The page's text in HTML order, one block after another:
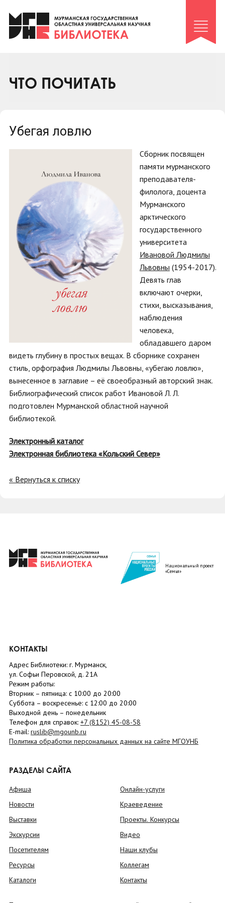
Клуб «Гиря и сельдерей»
Клуб «Семейный архив»
Коллегам
ЧТО ПОЧИТАТЬ
Убегая ловлю
Сборник посвящен
памяти мурманского
преподавателя-
филолога, доцента
Мурманского
арктического
государственного
университета
Ивановой Людмилы
Львовны (1954-2017).
Девять глав
включают очерки,
стихи, высказывания,
наблюдения
человека,
обладавшего даром
видеть глубину в простых вещах. В сборнике сохранен
стиль, орфография Людмилы Львовны, «убегаю ловлю»,
вынесенное в заглавие – её своеобразный авторский знак.
Библиографический список работ Ивановой Л. Л.
подготовлен Мурманской областной научной
библиотекой.
Электронный каталог
Электронная библиотека «Кольский Север»
« Вернуться к списку
Национальный проект
«Семья»
КОНТАКТЫ
Адрес Библиотеки: г. Мурманск,
ул. Софьи Перовской, д. 21А
Режим работы:
Вторник – пятница: с 10:00 до 20:00
Суббота – воскресенье: c 12:00 до 20:00
Выходной день – понедельник
Телефон для справок: +7 (8152) 45-08-58
E-mail: ruslib@mgounb.ru
Политика обработки персональных данных на сайте МГОУНБ
РАЗДЕЛЫ САЙТА
Афиша
Новости
Выставки
Экскурсии
Посетителям
Ресурсы
Каталоги
Онлайн-услуги
Краеведение
Проекты. Конкурсы
Видео
Наши клубы
Коллегам
Контакты